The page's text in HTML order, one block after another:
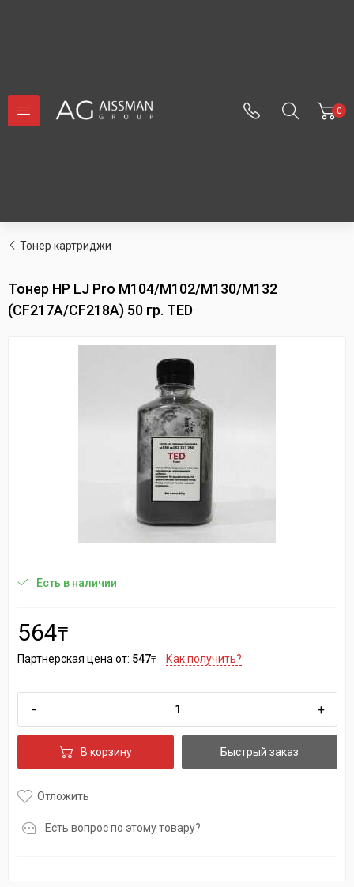
0
Тонер картриджи
Тонер HP LJ Pro M104/M102/M130/M132
(CF217A/CF218A) 50 гр. TED
Есть в наличии
564₸
Партнерская цена от: 547₸ Как получить?
- +
В корзину Быстрый заказ
Отложить
Есть вопрос по этому товару?